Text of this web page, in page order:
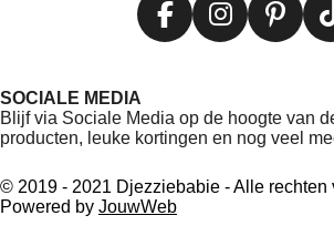
F
e
b
o
k
I
a
r
P
e
e
SOCIALE MEDIA
Blijf via Sociale Media op de hoogte van
producten, leuke kortingen en nog veel
© 2019 - 2021 Djezziebabie - Alle rechten
Powered by JouwWeb